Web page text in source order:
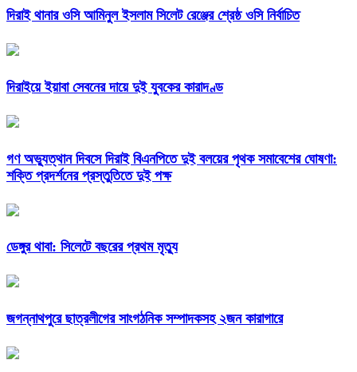
দিরাই থানার ওসি আমিনুল ইসলাম সিলেট রেঞ্জের শ্রেষ্ঠ ওসি নির্বাচিত
দিরাইয়ে ইয়াবা সেবনের দায়ে দুই যুবকের কারাদণ্ড
গণ অভ্যুত্থান দিবসে দিরাই বিএনপিতে দুই বলয়ের পৃথক সমাবেশের ঘোষণা:
শক্তি প্রদর্শনের প্রস্তুতিতে দুই পক্ষ
ডেঙ্গুর থাবা: সিলেটে বছরের প্রথম মৃত্যু
জগন্নাথপুরে ছাত্রলীগের সাংগঠনিক সম্পাদকসহ ২জন কারাগারে